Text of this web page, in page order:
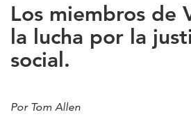
Los miembros de
la lucha por la
social.
Por Tom Allen